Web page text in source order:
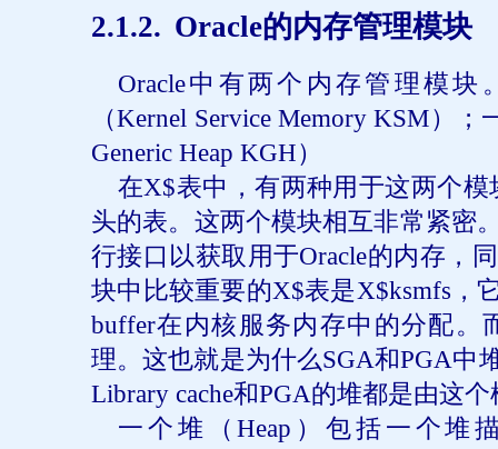
2.1.2. Oracle的内存管理模块
Oracle中有两个内存管理模块
（Kernel Service Memory KSM）；
Generic Heap KGH）
在X$表中，有两种用于这两个
头的表。这两个模块相互非常紧密
行接口以获取用于Oracle的内存，
块中比较重要的X$表是X$ksmfs ，
buffer在内核服务内存中的分配。
理。这也就是为什么SGA和PGA中
Library cache和PGA的堆都是由这
一个堆（Heap ）包括一个堆